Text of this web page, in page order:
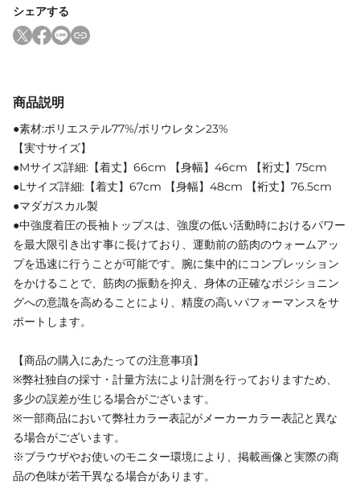
シェアする
商品説明
●素材:ポリエステル77%/ポリウレタン23%
【実寸サイズ】
●Mサイズ詳細:【着丈】66cm 【身幅】46cm 【裄丈】75cm
●Lサイズ詳細:【着丈】67cm 【身幅】48cm 【裄丈】76.5cm
●マダガスカル製
●中強度着圧の長袖トップスは、強度の低い活動時におけるパワー
を最大限引き出す事に長けており、運動前の筋肉のウォームアッ
プを迅速に行うことが可能です。腕に集中的にコンプレッション
をかけることで、筋肉の振動を抑え、身体の正確なポジショニン
グへの意識を高めることにより、精度の高いパフォーマンスをサ
ポートします。
【商品の購入にあたっての注意事項】
※弊社独自の採寸・計量方法により計測を行っておりますため、
多少の誤差が生じる場合がございます。
※一部商品において弊社カラー表記がメーカーカラー表記と異な
る場合がございます。
※ブラウザやお使いのモニター環境により、掲載画像と実際の商
品の色味が若干異なる場合があります。